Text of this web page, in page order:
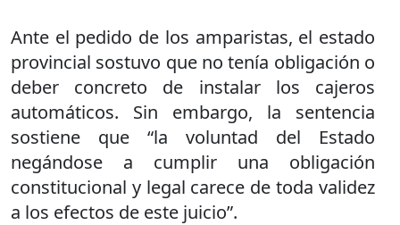
Ante el pedido de los amparistas, el estado
provincial sostuvo que no tenía obligación o
deber concreto de instalar los cajeros
automáticos. Sin embargo, la sentencia
sostiene que “la voluntad del Estado
negándose a cumplir una obligación
constitucional y legal carece de toda validez
a los efectos de este juicio”.